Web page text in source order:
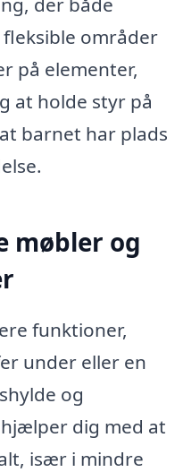
områder
på elementer,
at holde styr på
barnet har plads
møbler og
funktioner,
under eller en
og
dig med at
især i mindre